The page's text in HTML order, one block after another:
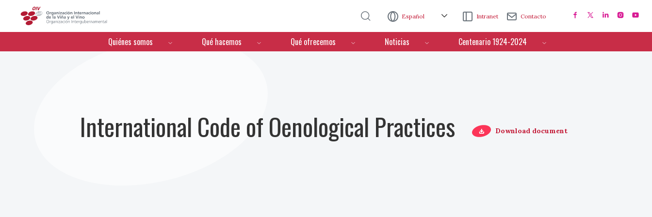
Español Intranet Contacto
Menú de navegación
Quiénes somos Qué hacemos Qué ofrecemos Noticias Centenario 1924-2024
International Code of Oenological Practices Download document